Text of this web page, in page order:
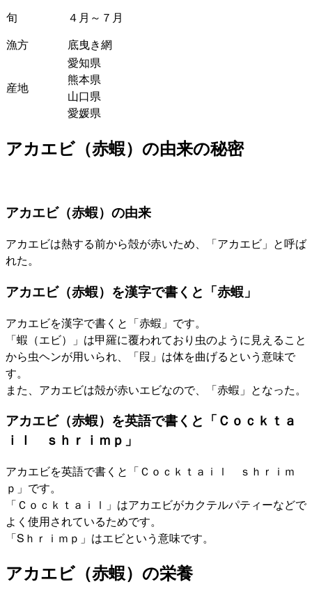
旬
４月～７月
漁方
底曳き網
産地
愛知県
熊本県
山口県
愛媛県
アカエビ（赤蝦）の由来の秘密
アカエビ（赤蝦）の由来
アカエビは熱する前から殻が赤いため、「アカエビ」と呼ば
れた。
アカエビ（赤蝦）を漢字で書くと「赤蝦」
アカエビを漢字で書くと「赤蝦」です。
「蝦（エビ）」は甲羅に覆われており虫のように見えること
から虫ヘンが用いられ、「叚」は体を曲げるという意味で
す。
また、アカエビは殻が赤いエビなので、「赤蝦」となった。
アカエビ（赤蝦）を英語で書くと「Ｃｏｃｋｔａ
ｉｌ ｓｈｒｉｍｐ」
アカエビを英語で書くと「Ｃｏｃｋｔａｉｌ ｓｈｒｉｍ
ｐ」です。
「Ｃｏｃｋｔａｉｌ」はアカエビがカクテルパティーなどで
よく使用されているためです。
「Sｈｒｉｍｐ」はエビという意味です。
アカエビ（赤蝦）の栄養